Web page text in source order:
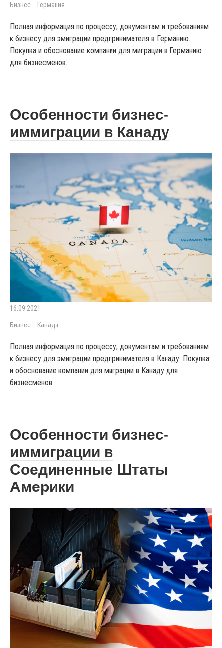
Бизнес Германия
Полная информация по процессу, документам и требованиям
к бизнесу для эмиграции предпринимателя в Германию.
Покупка и обоснование компании для миграции в Германию
для бизнесменов.
Особенности бизнес-
иммиграции в Канаду
16.09.2021
Бизнес Канада
Полная информация по процессу, документам и требованиям
к бизнесу для эмиграции предпринимателя в Канаду. Покупка
и обоснование компании для миграции в Канаду для
бизнесменов.
Особенности бизнес-
иммиграции в
Соединенные Штаты
Америки